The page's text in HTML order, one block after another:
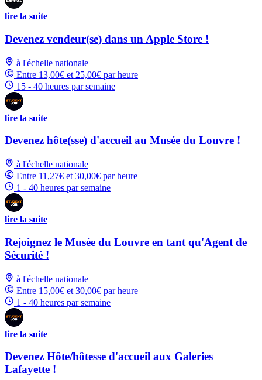
lire la suite
Devenez vendeur(se) dans un Apple Store !
à l'échelle nationale
Entre 13,00€ et 25,00€ par heure
15 - 40 heures par semaine
lire la suite
Devenez hôte(sse) d'accueil au Musée du Louvre !
à l'échelle nationale
Entre 11,27€ et 30,00€ par heure
1 - 40 heures par semaine
lire la suite
Rejoignez le Musée du Louvre en tant qu'Agent de
Sécurité !
à l'échelle nationale
Entre 15,00€ et 30,00€ par heure
1 - 40 heures par semaine
lire la suite
Devenez Hôte/hôtesse d'accueil aux Galeries
Lafayette !